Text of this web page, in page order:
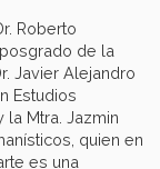
Roberto
de la
Javier Alejandro
Estudios
la Mtra. Jazmin
quien en
es una